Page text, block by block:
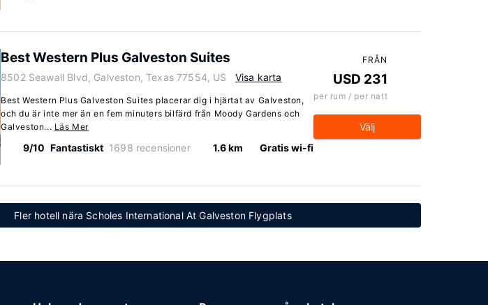
Best Western Plus Galveston Suites
8502 Seawall Blvd, Galveston, Texas 77554, US Visa karta
Best Western Plus Galveston Suites placerar dig i hjärtat av Galveston,
och du är inte mer än en fem minuters bilfärd från Moody Gardens och
Galveston... Läs Mer
9/10 Fantastiskt 1698 recensioner 1.6 km Gratis wi-fi
FRÅN
USD 231
per rum / per natt
Välj
Fler hotell nära Scholes International At Galveston Flygplats